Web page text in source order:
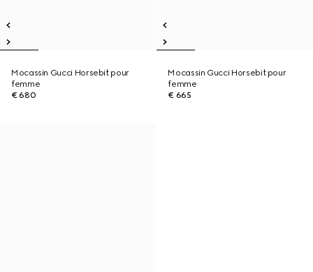
Mocassin Gucci Horsebit pour
femme
€ 680
Mocassin Gucci Horsebit pour
femme
€ 665